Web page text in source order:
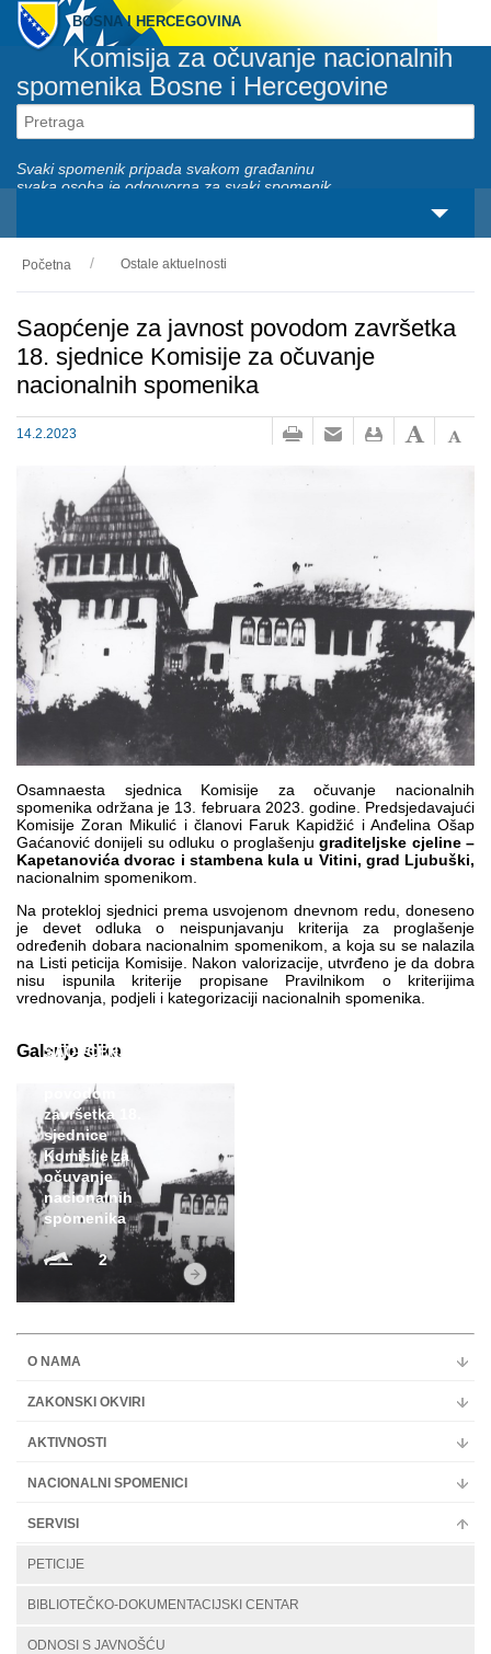
BOSNA I HERCEGOVINA
Komisija za očuvanje nacionalnih
spomenika Bosne i Hercegovine
Svaki spomenik pripada svakom građaninu
svaka osoba je odgovorna za svaki spomenik
O nama
Zakonski okviri
Aktivnosti
Nacionalni spomenici
Multimedija
Početna Ostale aktuelnosti
Saopćenje za javnost povodom završetka
18. sjednice Komisije za očuvanje
nacionalnih spomenika
14.2.2023
Osamnaesta sjednica Komisije za očuvanje nacionalnih
spomenika održana je 13. februara 2023. godine. Predsjedavajući
Komisije Zoran Mikulić i članovi Faruk Kapidžić i Anđelina Ošap
Gaćanović donijeli su odluku o proglašenjugraditeljske cjeline –
Kapetanovića dvorac i stambena kula u Vitini, grad Ljubuški,
nacionalnim spomenikom.
Na protekloj sjednici prema usvojenom dnevnom redu, doneseno
je devet odluka o neispunjavanju kriterija za proglašenje
određenih dobara nacionalnim spomenikom, a koja su se nalazila
na Listi peticija Komisije. Nakon valorizacije, utvrđeno je da dobra
nisu ispunila kriterije propisane Pravilnikom o kriterijima
vrednovanja, podjeli i kategorizaciji nacionalnih spomenika.
Galerije slika
SAOPĆENJE ZA
povodom
završetka 18.
sjednice
Komisije za
očuvanje
nacionalnih
spomenika
2
O NAMA
ZAKONSKI OKVIRI
AKTIVNOSTI
NACIONALNI SPOMENICI
SERVISI
PETICIJE
BIBLIOTEČKO-DOKUMENTACIJSKI CENTAR
ODNOSI S JAVNOŠĆU